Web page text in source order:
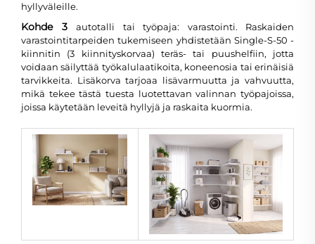
hyllyväleille.
Kohde 3 autotalli tai työpaja: varastointi. Raskaiden
varastointitarpeiden tukemiseen yhdistetään Single-S-50 -
kiinnitin (3 kiinnityskorvaa) teräs- tai puushelfiin, jotta
voidaan säilyttää työkalulaatikoita, koneenosia tai erinäisiä
tarvikkeita. Lisäkorva tarjoaa lisävarmuutta ja vahvuutta,
mikä tekee tästä tuesta luotettavan valinnan työpajoissa,
joissa käytetään leveitä hyllyjä ja raskaita kuormia.